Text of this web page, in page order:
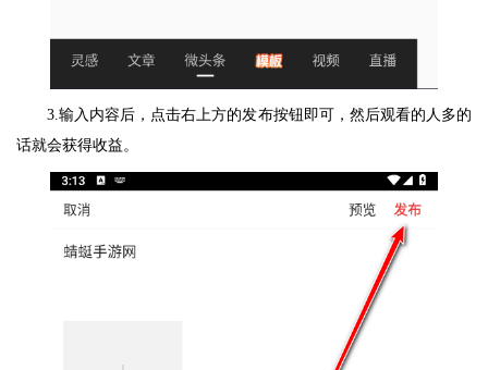
3.输入内容后，点击右上方的发布按钮即可，然后观看的人多的
话就会获得收益。